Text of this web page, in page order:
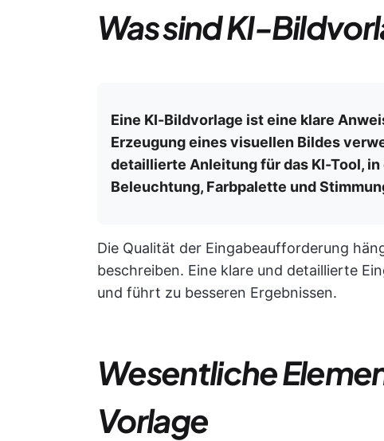
Was sind KI-
Eine KI-Bildvorlage ist eine klare
Erzeugung eines visuellen Bildes
detaillierte Anleitung für das KI-Tool,
Beleuchtung, Farbpalette und
Die Qualität der Eingabeaufforderung
beschreiben. Eine klare und detaillierte
und führt zu besseren Ergebnissen.
Wesentliche
Vorlage